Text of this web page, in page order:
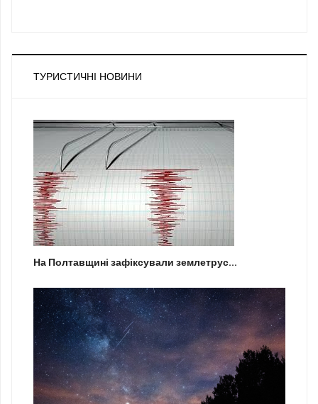
ТУРИСТИЧНІ НОВИНИ
На Полтавщині зафіксували землетрус...